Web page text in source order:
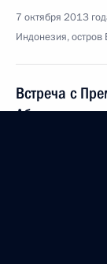
7 октября 2013
Индонезия, остров
Встреча с
Абэ